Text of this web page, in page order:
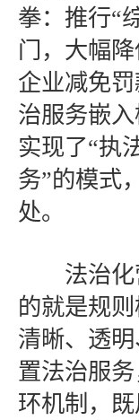
拳：推行“
门，大幅
企业减免
治服务嵌
实现了“执
务”的模式
处。
法治化营
的就是规
清晰、透
置法治服
环机制，